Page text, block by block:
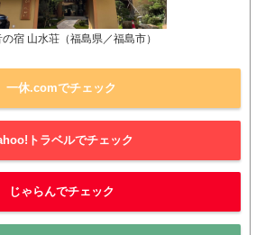
宿 山水荘（福島県／福島市）
一休.comでチェック
トラベルでチェック
じゃらんでチェック